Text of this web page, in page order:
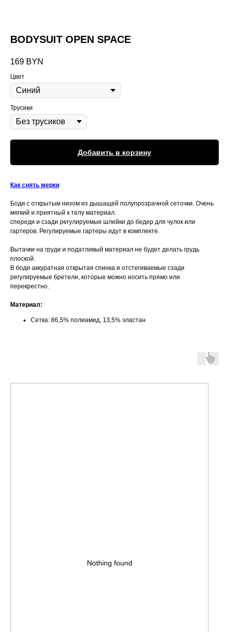
BODYSUIT OPEN SPACE
169 BYN
Цвет
Трусики
Добавить в корзину
Как снять мерки
Боди с открытым низом из дышащей полупрозрачной сеточки. Очень
мягкий и приятный к телу материал.
спереди и сзади регулируемые шлейки до бедер для чулок или
гартеров. Регулируемые гартеры идут в комплекте.
Вытачки на груди и податливый материал не будет делать грудь
плоской.
В боди аккуратная открытая спинка и отстегиваемые сзади
регулируемые бретели, которые можно носить прямо или
перекрестно.
Материал:
Сетка: 86,5% полиамид, 13,5% эластан
Nothing found